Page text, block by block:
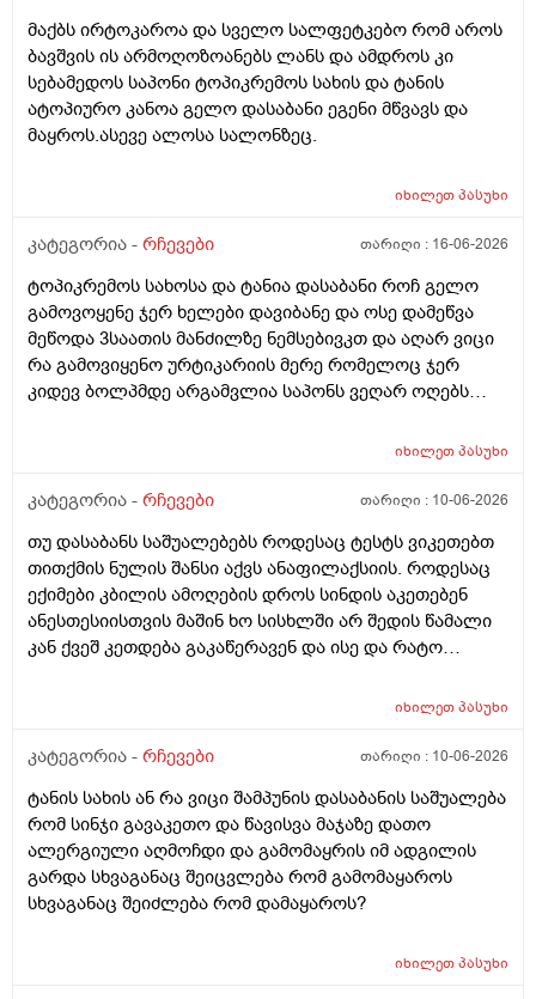
მაქბს ირტოკაროა და სველო სალფეტკებო რომ აროს
ბავშვის ის არმოღოზოანებს ლანს და ამდროს კი
სებამედოს საპონი ტოპიკრემოს სახის და ტანის
ატოპიურო კანოა გელო დასაბანი ეგენი მწვავს და
მაყროს.ასევე ალოსა სალონზეც.
იხილეთპასუხი
კატეგორია - რჩევები თარიღი : 16-06-2026
ტოპიკრემოს სახოსა და ტანია დასაბანი როჩ გელო
გამოვოყენე ჯერ ხელები დავიბანე და ოსე დამეწვა
მეწოდა 3საათის მანძილზე ნემსებივკთ და აღარ ვიცი
რა გამოვიყენო ურტიკარიის მერე რომელოც ჯერ
კიდევ ბოლპმდე არგამვლია საპონს ვეღარ ოღებს
წავიდა არვოცი რავიყიდო როთ დავიბანო.დავიღალე
მაყროს და მექავება..მ ყან საშინლად გამოშრა ხელები
არსად და ვერც წავალ
იხილეთპასუხი
კატეგორია - რჩევები თარიღი : 10-06-2026
თუ დასაბანს საშუალებებს როდესაც ტესტს ვიკეთებთ
თითქმის ნულის შანსი აქვს ანაფილაქსიის. როდესაც
ექიმები კბილის ამოღების დროს სინდის აკეთებენ
ანესთესიისთვის მაშინ ხო სისხლში არ შედის წამალი
კან ქვეშ კეთდება გაკაწერავენ და ისე და რატო
ახარო რატომ იკითხებიან თუ ანა ფილოქსიოზე არ
გამონაყარი გაჩნდე რატო არიან მზად ყოფნაში გუშინ
რატო არ აკეთებენ ამ სინდს ყველგან და რატომ
მაინცდამაინც სპეციალურ კლინიკებში რატომ ეს
შენიათ
იხილეთპასუხი
კატეგორია - რჩევები თარიღი : 10-06-2026
ტანის სახის ან რა ვიცი შამპუნის დასაბანის საშუალება
რომ სინჯი გავაკეთო და წავისვა მაჯაზე დათო
ალერგიული აღმოჩდი და გამომაყრის იმ ადგილის
გარდა სხვაგანაც შეიცვლება რომ გამომაყაროს
სხვაგანაც შეიძლება რომ დამაყაროს?
იხილეთპასუხი